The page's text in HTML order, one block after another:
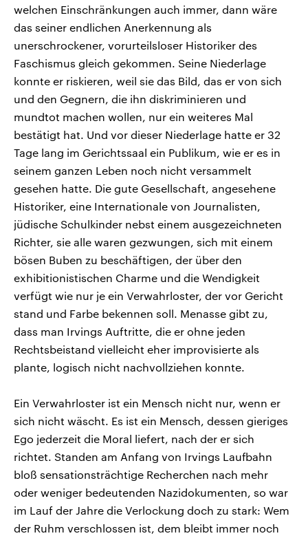
welchen Einschränkungen auch immer, dann wäre
das seiner endlichen Anerkennung als
unerschrockener, vorurteilsloser Historiker des
Faschismus gleich gekommen. Seine Niederlage
konnte er riskieren, weil sie das Bild, das er von sich
und den Gegnern, die ihn diskriminieren und
mundtot machen wollen, nur ein weiteres Mal
bestätigt hat. Und vor dieser Niederlage hatte er 32
Tage lang im Gerichtssaal ein Publikum, wie er es in
seinem ganzen Leben noch nicht versammelt
gesehen hatte. Die gute Gesellschaft, angesehene
Historiker, eine Internationale von Journalisten,
jüdische Schulkinder nebst einem ausgezeichneten
Richter, sie alle waren gezwungen, sich mit einem
bösen Buben zu beschäftigen, der über den
exhibitionistischen Charme und die Wendigkeit
verfügt wie nur je ein Verwahrloster, der vor Gericht
stand und Farbe bekennen soll. Menasse gibt zu,
dass man Irvings Auftritte, die er ohne jeden
Rechtsbeistand vielleicht eher improvisierte als
plante, logisch nicht nachvollziehen konnte.
Ein Verwahrloster ist ein Mensch nicht nur, wenn er
sich nicht wäscht. Es ist ein Mensch, dessen gieriges
Ego jederzeit die Moral liefert, nach der er sich
richtet. Standen am Anfang von Irvings Laufbahn
bloß sensationsträchtige Recherchen nach mehr
oder weniger bedeutenden Nazidokumenten, so war
im Lauf der Jahre die Verlockung doch zu stark: Wem
der Ruhm verschlossen ist, dem bleibt immer noch